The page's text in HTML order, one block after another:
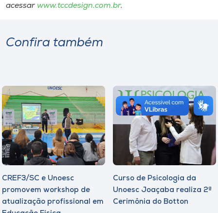
acessar www.tccdesign.com.br.
Confira também
CREF3/SC e Unoesc
promovem workshop de
atualização profissional em
Curso de Psicologia da
Unoesc Joaçaba realiza 2ª
Cerimônia do Botton